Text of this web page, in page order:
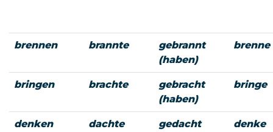
brennen brannte
gebrannt
(haben)
brenne
bringen brachte
gebracht
(haben)
bringe
denken dachte
gedacht
denke